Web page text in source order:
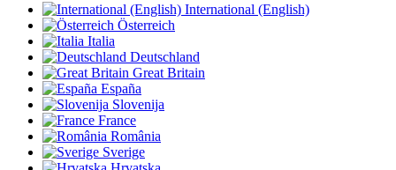
International (English)
Österreich
Italia
Deutschland
Great Britain
España
Slovenija
France
România
Sverige